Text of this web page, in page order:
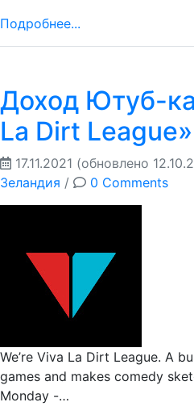
Подробнее...
Доход Ютуб-
La Dirt League»
17.11.2021 (обновлено
Зеландия / 0 Comments
We’re Viva La Dirt League. A
games and makes comedy
Monday -…